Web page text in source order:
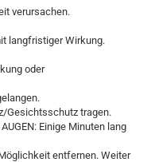
verursachen.
langfristiger Wirkung.
oder
Gesichtsschutz tragen.
Einige Minuten lang
entfernen. Weiter